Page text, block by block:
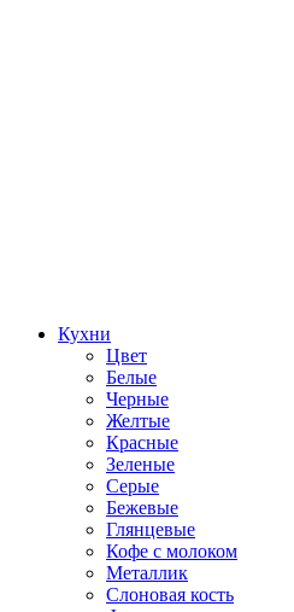
Кухни
Цвет
Белые
Черные
Желтые
Красные
Зеленые
Серые
Бежевые
Глянцевые
Кофе с молоком
Металлик
Слоновая кость